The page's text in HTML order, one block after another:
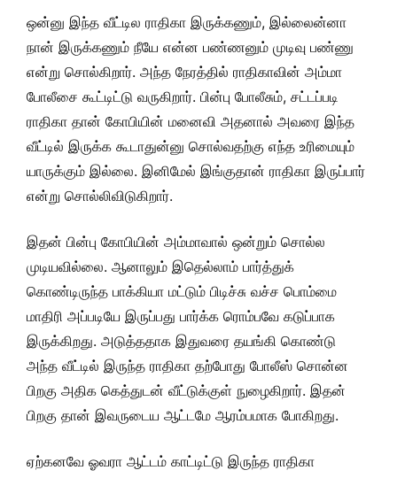
ஒன்னு இந்த வீட்டில ராதிகா இருக்கணும், இல்லைன்னா
நான் இருக்கணும் நீயே என்ன பண்ணனும் முடிவு பண்ணு
என்று சொல்கிறார். அந்த நேரத்தில் ராதிகாவின் அம்மா
போலீசை கூட்டிட்டு வருகிறார். பின்பு போலீசும், சட்டப்படி
ராதிகா தான் கோபியின் மனைவி அதனால் அவரை இந்த
வீட்டில் இருக்க கூடாதுன்னு சொல்வதற்கு எந்த உரிமையும்
யாருக்கும் இல்லை. இனிமேல் இங்குதான் ராதிகா இருப்பார்
என்று சொல்லிவிடுகிறார்.
இதன் பின்பு கோபியின் அம்மாவால் ஒன்றும் சொல்ல
முடியவில்லை. ஆனாலும் இதெல்லாம் பார்த்துக்
கொண்டிருந்த பாக்கியா மட்டும் பிடிச்சு வச்ச பொம்மை
மாதிரி அப்படியே இருப்பது பார்க்க ரொம்பவே கடுப்பாக
இருக்கிறது. அடுத்ததாக இதுவரை தயங்கி கொண்டு
அந்த வீட்டில் இருந்த ராதிகா தற்போது போலீஸ் சொன்ன
பிறகு அதிக கெத்துடன் வீட்டுக்குள் நுழைகிறார். இதன்
பிறகு தான் இவருடைய ஆட்டமே ஆரம்பமாக போகிறது.
ஏற்கனவே ஓவரா ஆட்டம் காட்டிட்டு இருந்த ராதிகா